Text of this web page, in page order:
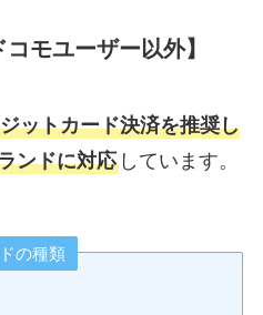
モユーザー以外】
ットカード決済を推奨し
ンドに対応しています。
の種類